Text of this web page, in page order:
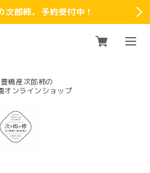
次郎柿、予約受付中！
橋産次郎柿の